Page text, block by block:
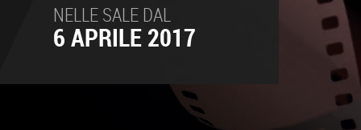
NELLE SALE DAL
6 APRILE 2017